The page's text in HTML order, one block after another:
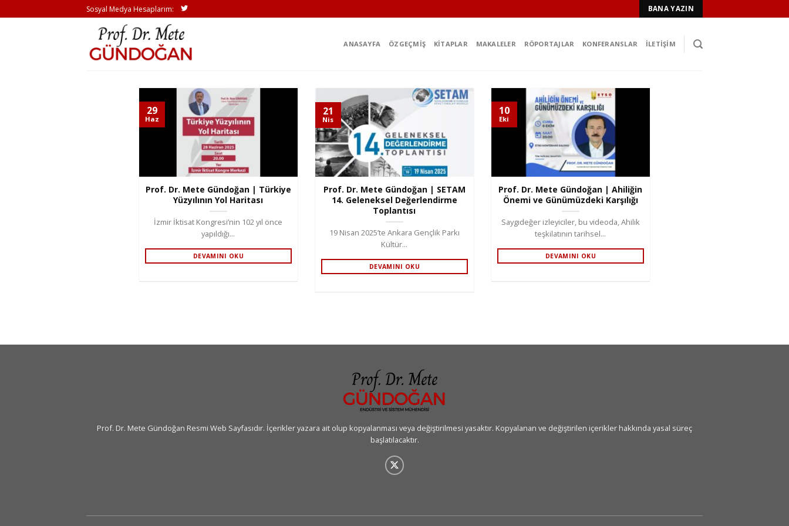
atla
Sosyal Medya Hesaplarım: BANA YAZIN
ANASAYFA ÖZGEÇMIŞ KITAPLAR MAKALELER RÖPORTAJLAR KONFERANSLAR İLETIŞIM
Prof. Dr. Mete Gündoğan | Türkiye
Yüzyılının Yol Haritası
İzmir İktisat Kongresi’nin 102 yıl önce
yapıldığı...
DEVAMINI OKU
29
Haz
Prof. Dr. Mete Gündoğan | SETAM
14. Geleneksel Değerlendirme
Toplantısı
19 Nisan 2025’te Ankara Gençlik Parkı
Kültür...
DEVAMINI OKU
21
Nis
Prof. Dr. Mete Gündoğan | Ahiliğin
Önemi ve Günümüzdeki Karşılığı
Saygıdeğer izleyiciler, bu videoda, Ahilik
teşkilatının tarihsel...
DEVAMINI OKU
10
Eki
Prof. Dr. Mete Gündoğan Resmi Web Sayfasıdır. İçerikler yazara ait olup kopyalanması veya değiştirilmesi yasaktır. Kopyalanan ve değiştirilen içerikler hakkında yasal süreç
başlatılacaktır.